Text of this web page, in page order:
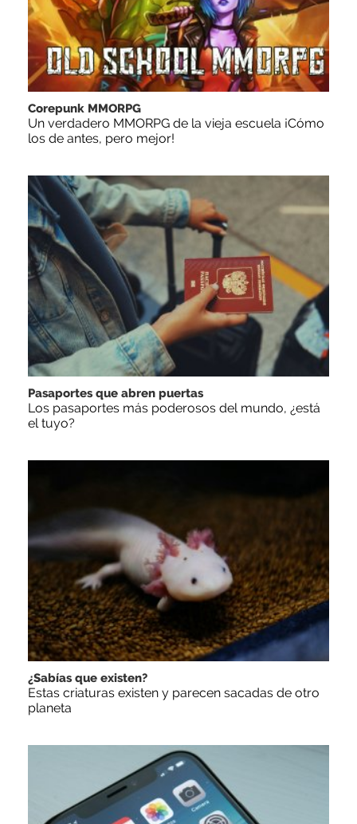
Corepunk MMORPG
Un verdadero MMORPG de la vieja escuela ¡Cómo
los de antes, pero mejor!
Pasaportes que abren puertas
Los pasaportes más poderosos del mundo, ¿está
el tuyo?
¿Sabías que existen?
Estas criaturas existen y parecen sacadas de otro
planeta